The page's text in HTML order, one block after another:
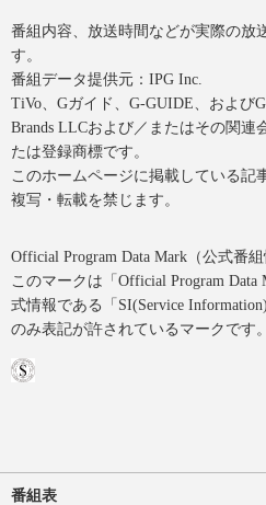
番組内容、放送時間などが実際の放
す。
番組データ提供元：IPG Inc.
TiVo、Gガイド、G-GUIDE、および
Brands LLCおよび／またはその関連
たは登録商標です。
このホームページに掲載している記
複写・転載を禁じます。
Official Program Data Mark（公式番組
このマークは「Official Program
式情報である「SI(Service
のみ表記が許されているマークです。
番組表